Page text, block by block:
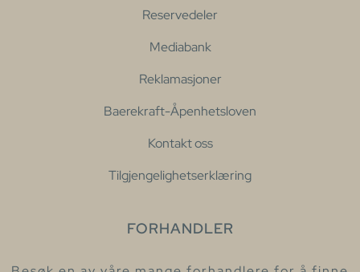
Reservedeler
Mediabank
Reklamasjoner
Baerekraft-Åpenhetsloven
Kontakt oss
Tilgjengelighetserklæring
FORHANDLER